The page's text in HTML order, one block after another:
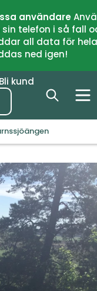
användare
telefon i så fall
all data för
ned igen!
Bli kund